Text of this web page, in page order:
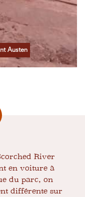
Austen
River
en voiture à
du parc, on
différente sur